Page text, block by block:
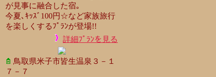
が見事に融合した宿｡
今夏､ｷｯｽﾞ100円☆など家族旅行
を楽しくするﾌﾟﾗﾝが登場!!
詳細ﾌﾟﾗﾝを見る
鳥取県米子市皆生温泉３－１
７－７